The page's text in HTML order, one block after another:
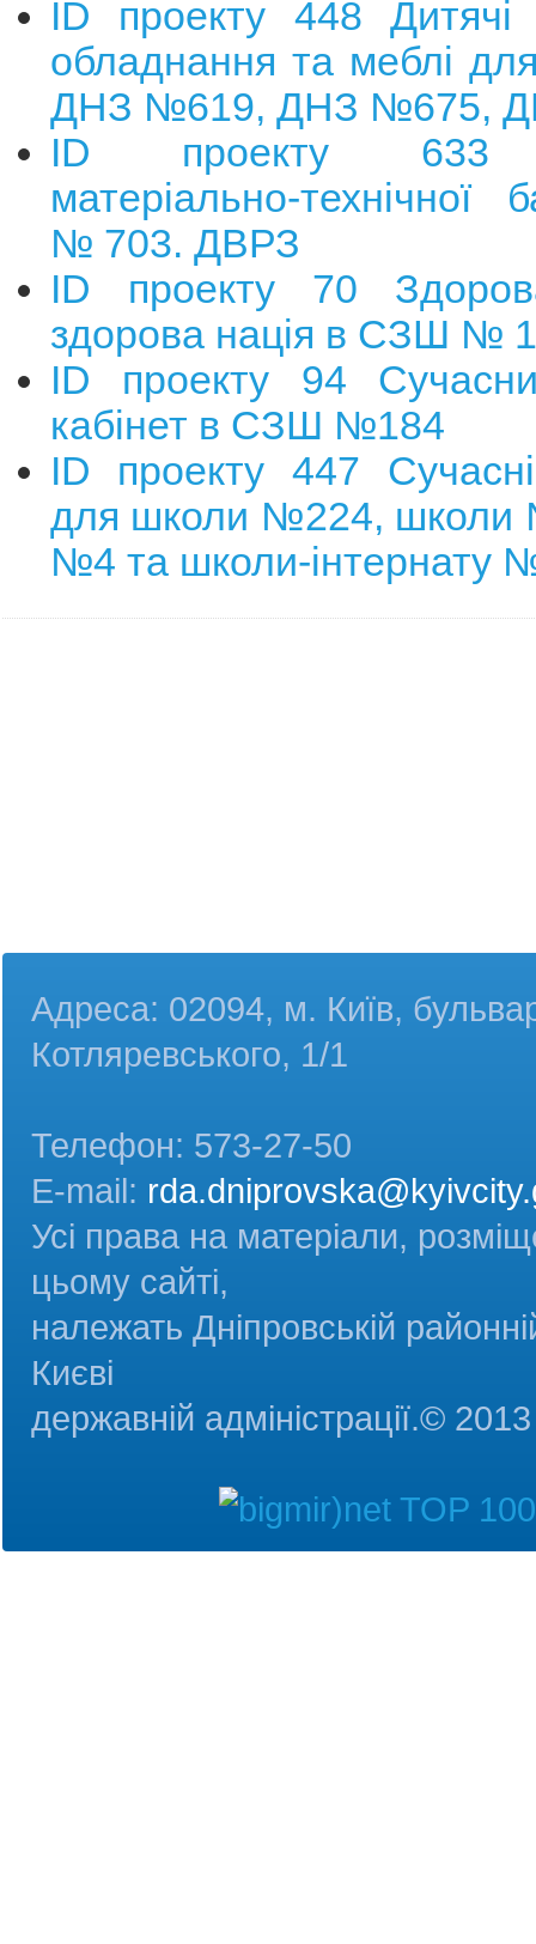
ID проекту 448 Дитячі
обладнання та меблі
ДНЗ №619, ДНЗ №675,
ID проекту 633
матеріально-технічної
№ 703. ДВРЗ
ID проекту 70
здорова нація в СЗШ №
ID проекту 94
кабінет в СЗШ №184
ID проекту 447
для школи №224, школи
№4 та школи-інтернату
Адреса: 02094, м. Київ,
Котляревського, 1/1
Телефон: 573-27-50
E-mail:
Усі права на матеріали,
цьому сайті,
належать Дніпровській
Києві
державній